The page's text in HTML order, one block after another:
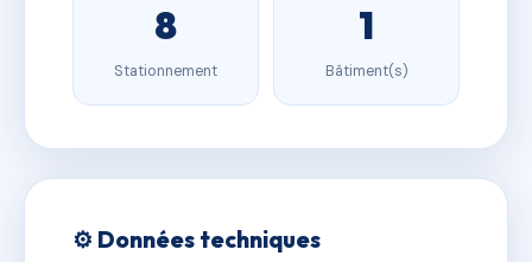
8
Stationnement
1
Bâtiment(s)
⚙️ Données techniques